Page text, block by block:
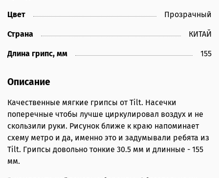
Цвет Прозрачный
Страна КИТАЙ
Длина грипс, мм 155
Описание
Качественные мягкие грипсы от Tilt. Насечки
поперечные чтобы лучше циркулировал воздух и не
скользили руки. Рисунок ближе к краю напоминает
схему метро и да, именно это и задумывали ребята из
Tilt. Грипсы довольно тонкие 30.5 мм и длинные - 155
мм.